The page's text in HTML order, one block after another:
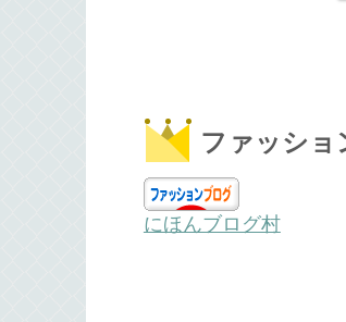
ファッショ
にほんブログ村